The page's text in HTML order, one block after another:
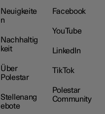
Neuigkeite
n
Nachhaltig
keit
Über
Polestar
Stellenang
ebote
Facebook
YouTube
LinkedIn
TikTok
Polestar
Community